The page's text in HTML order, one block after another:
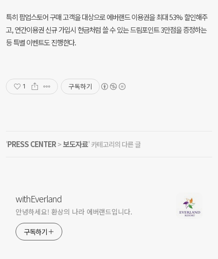
특히 팝업스토어 구매 고객을 대상으로 에버랜드 이용권을 최대 53% 할인해주
고, 연간이용권 신규 가입시 현금처럼 쓸 수 있는 드림포인트 3만점을 증정하는
등 특별 이벤트도 진행한다.
1 구독하기
'PRESS CENTER >보도자료' 카테고리의 다른 글
withEverland
안녕하세요! 환상의 나라 에버랜드입니다.
구독하기